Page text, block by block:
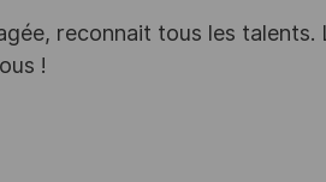
reconnait tous les
!